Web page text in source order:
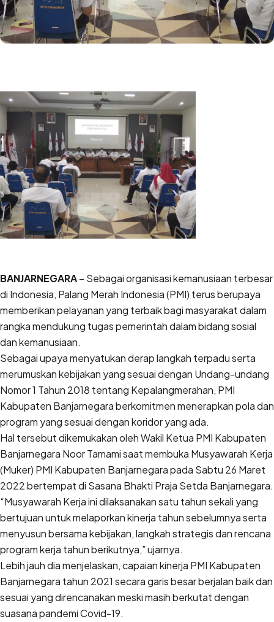
BANJARNEGARA– Sebagai organisasi kemanusiaan terbesar
di Indonesia, Palang Merah Indonesia (PMI) terus berupaya
memberikan pelayanan yang terbaik bagi masyarakat dalam
rangka mendukung tugas pemerintah dalam bidang sosial
dan kemanusiaan.
Sebagai upaya menyatukan derap langkah terpadu serta
merumuskan kebijakan yang sesuai dengan Undang-undang
Nomor 1 Tahun 2018 tentang Kepalangmerahan, PMI
Kabupaten Banjarnegara berkomitmen menerapkan pola dan
program yang sesuai dengan koridor yang ada.
Hal tersebut dikemukakan oleh Wakil Ketua PMI Kabupaten
Banjarnegara Noor Tamami saat membuka Musyawarah Kerja
(Muker) PMI Kabupaten Banjarnegara pada Sabtu 26 Maret
2022 bertempat di Sasana Bhakti Praja Setda Banjarnegara.
“Musyawarah Kerja ini dilaksanakan satu tahun sekali yang
bertujuan untuk melaporkan kinerja tahun sebelumnya serta
menyusun bersama kebijakan, langkah strategis dan rencana
program kerja tahun berikutnya,” ujarnya.
Lebih jauh dia menjelaskan, capaian kinerja PMI Kabupaten
Banjarnegara tahun 2021 secara garis besar berjalan baik dan
sesuai yang direncanakan meski masih berkutat dengan
suasana pandemi Covid-19.